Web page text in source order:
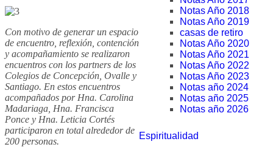
Notas Año 2018
Notas Año 2019
casas de retiro
Notas Año 2020
Notas Año 2021
Notas Año 2022
Notas Año 2023
Notas año 2024
Notas año 2025
Notas año 2026
Espiritualidad
Con motivo de generar un espacio
de encuentro, reflexión, contención
y acompañamiento se realizaron
encuentros con los partners de los
Colegios de Concepción, Ovalle y
Santiago. En estos encuentros
acompañados por Hna. Carolina
Madariaga, Hna. Francisca
Ponce y Hna. Leticia Cortés
participaron en total alrededor de
200 personas.